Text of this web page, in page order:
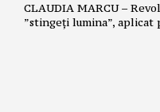
CLAUDIA MARCU –
”stingeți lumina”, aplicat